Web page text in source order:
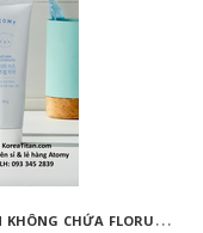
K
EM ĐÁNH RĂNG CHIẾT XUẤT THIÊN NHIÊN KHÔNG CHỨA FLORUA AN TOÀN DÀNH CHO TRẺ EM ( 50G) - ATOMY KID NATURAL TOOTHPASTE (NON FLUORIDE) - 애터미 키즈 내추럴 치약 - НАТУРАЛЬНАЯ ДЕТСКАЯ ЗУБНАЯ ПАСТА ATOMY